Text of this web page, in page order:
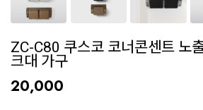
ZC-C80 쿠스코 코너콘센트 노
크대 가구
20,000